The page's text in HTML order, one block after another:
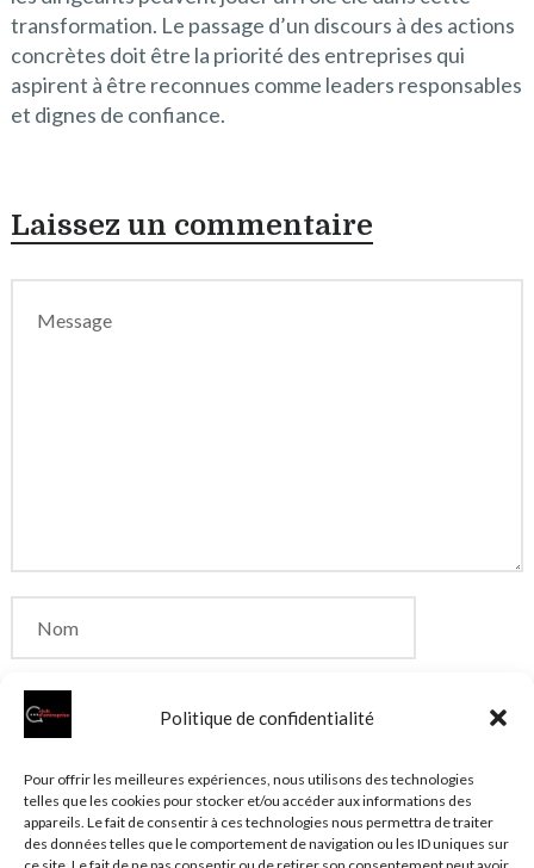
Politique de confidentialité
Pour offrir les meilleures expériences, nous utilisons des technologies
telles que les cookies pour stocker et/ou accéder aux informations des
appareils. Le fait de consentir à ces technologies nous permettra de traiter
des données telles que le comportement de navigation ou les ID uniques sur
transformation. Le passage d’un discours à des actions
concrètes doit être la priorité des entreprises qui
aspirent à être reconnues comme leaders responsables
et dignes de confiance.
Laissez un commentaire
Enregistrer mon nom, mon e-mail et mon site dans
le navigateur pour mon prochain commentaire.